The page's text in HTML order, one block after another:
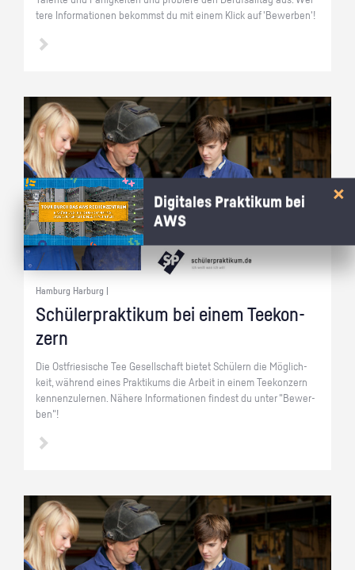
te­re In­for­ma­tio­nen be­kommst du mit einem Klick auf 'Be­wer­ben'!
Hamburg Harburg |
Schü­ler­prak­ti­kum bei einem Tee­kon­
zern
Die Ost­frie­si­sche Tee Ge­sell­schaft bie­tet Schü­lern die Mög­lich­
keit, wäh­rend eines Prak­ti­kums die Ar­beit in einem Tee­kon­zern
ken­nen­zu­ler­nen. Nä­he­re In­for­ma­tio­nen fin­dest du unter "Be­wer­
ben"!
Digitales Praktikum bei
AWS